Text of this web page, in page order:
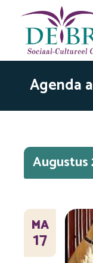
Agenda
Selecteer
een
Augustus
MA
17